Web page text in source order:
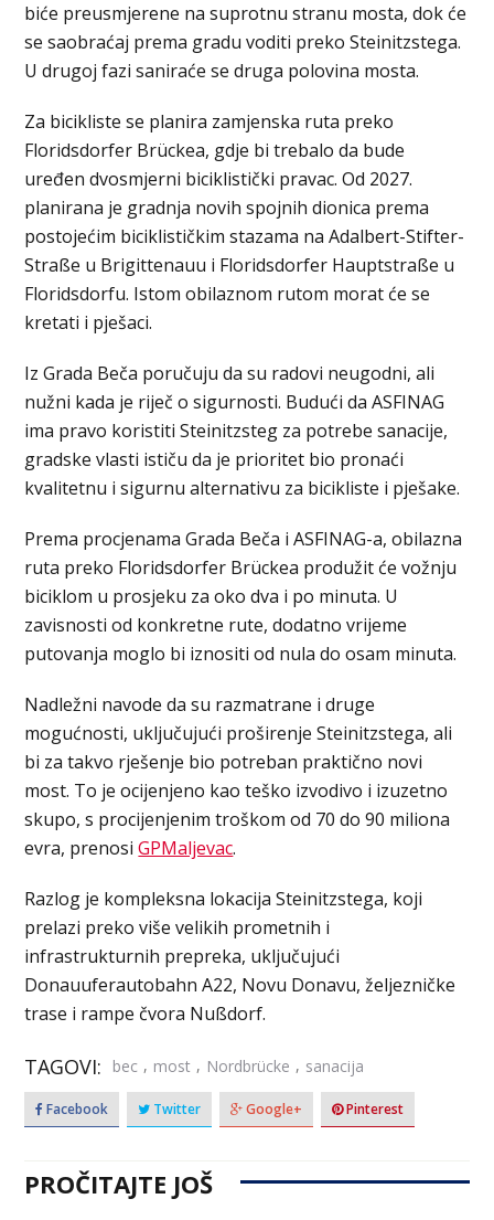
biće preusmjerene na suprotnu stranu mosta, dok će
se saobraćaj prema gradu voditi preko Steinitzstega.
U drugoj fazi saniraće se druga polovina mosta.
Za bicikliste se planira zamjenska ruta preko
Floridsdorfer Brückea, gdje bi trebalo da bude
uređen dvosmjerni biciklistički pravac. Od 2027.
planirana je gradnja novih spojnih dionica prema
postojećim biciklističkim stazama na Adalbert-Stifter-
Straße u Brigittenauu i Floridsdorfer Hauptstraße u
Floridsdorfu. Istom obilaznom rutom morat će se
kretati i pješaci.
Iz Grada Beča poručuju da su radovi neugodni, ali
nužni kada je riječ o sigurnosti. Budući da ASFINAG
ima pravo koristiti Steinitzsteg za potrebe sanacije,
gradske vlasti ističu da je prioritet bio pronaći
kvalitetnu i sigurnu alternativu za bicikliste i pješake.
Prema procjenama Grada Beča i ASFINAG-a, obilazna
ruta preko Floridsdorfer Brückea produžit će vožnju
biciklom u prosjeku za oko dva i po minuta. U
zavisnosti od konkretne rute, dodatno vrijeme
putovanja moglo bi iznositi od nula do osam minuta.
Nadležni navode da su razmatrane i druge
mogućnosti, uključujući proširenje Steinitzstega, ali
bi za takvo rješenje bio potreban praktično novi
most. To je ocijenjeno kao teško izvodivo i izuzetno
skupo, s procijenjenim troškom od 70 do 90 miliona
evra, prenosiGPMaljevac.
Razlog je kompleksna lokacija Steinitzstega, koji
prelazi preko više velikih prometnih i
infrastrukturnih prepreka, uključujući
Donauuferautobahn A22, Novu Donavu, željezničke
trase i rampe čvora Nußdorf.
TAGOVI: bec , most , Nordbrücke , sanacija
Facebook Twitter Google+ Pinterest
PROČITAJTE JOŠ